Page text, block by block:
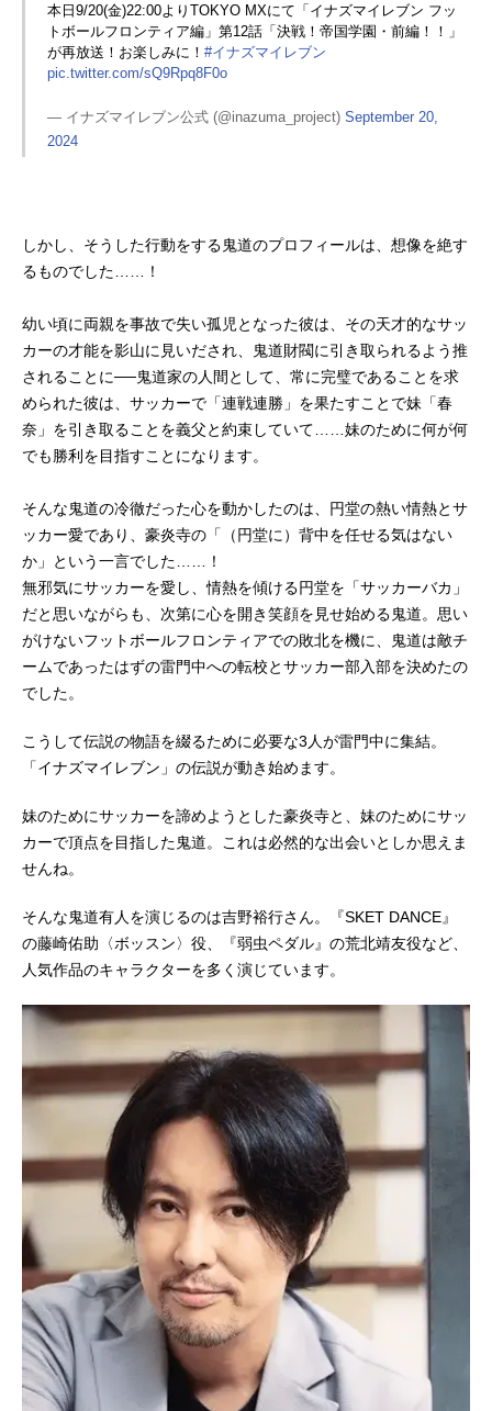
本日9/20(金)22:00よりTOKYO MXにて「イナズマイレブン フッ
トボールフロンティア編」第12話「決戦！帝国学園・前編！！」
が再放送！お楽しみに！ #イナズマイレブン
pic.twitter.com/sQ9Rpq8F0o
— イナズマイレブン公式 (@inazuma_project) September 20,
2024
しかし、そうした行動をする鬼道のプロフィールは、想像を絶す
るものでした……！
幼い頃に両親を事故で失い孤児となった彼は、その天才的なサッ
カーの才能を影山に見いだされ、鬼道財閥に引き取られるよう推
されることに──鬼道家の人間として、常に完璧であることを求
められた彼は、サッカーで「連戦連勝」を果たすことで妹「春
奈」を引き取ることを義父と約束していて……妹のために何が何
でも勝利を目指すことになります。
そんな鬼道の冷徹だった心を動かしたのは、円堂の熱い情熱とサ
ッカー愛であり、豪炎寺の「（円堂に）背中を任せる気はない
か」という一言でした……！
無邪気にサッカーを愛し、情熱を傾ける円堂を「サッカーバカ」
だと思いながらも、次第に心を開き笑顔を見せ始める鬼道。思い
がけないフットボールフロンティアでの敗北を機に、鬼道は敵チ
ームであったはずの雷門中への転校とサッカー部入部を決めたの
でした。
こうして伝説の物語を綴るために必要な3人が雷門中に集結。
「イナズマイレブン」の伝説が動き始めます。
妹のためにサッカーを諦めようとした豪炎寺と、妹のためにサッ
カーで頂点を目指した鬼道。これは必然的な出会いとしか思えま
せんね。
そんな鬼道有人を演じるのは吉野裕行さん。『SKET DANCE』
の藤崎佑助〈ボッスン〉役、『弱虫ペダル』の荒北靖友役など、
人気作品のキャラクターを多く演じています。